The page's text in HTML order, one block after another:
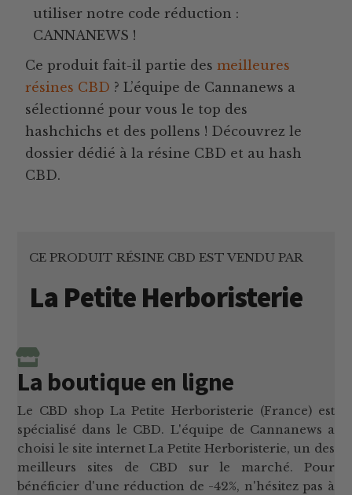
utiliser notre code réduction :
CANNANEWS !
Ce produit fait-il partie des meilleures
résines CBD ? L’équipe de Cannanews a
sélectionné pour vous le top des
hashchichs et des pollens ! Découvrez le
dossier dédié à la résine CBD et au hash
CBD.
CE PRODUIT RÉSINE CBD EST VENDU PAR
La Petite Herboristerie
La boutique en ligne
Le CBD shop La Petite Herboristerie (France) est
spécialisé dans le CBD. L'équipe de Cannanews a
choisi le site internet La Petite Herboristerie, un des
meilleurs sites de CBD sur le marché. Pour
bénéficier d'une réduction de -42%, n'hésitez pas à